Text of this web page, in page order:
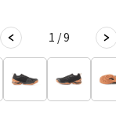
1 / 9